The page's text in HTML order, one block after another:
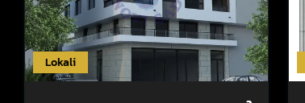
Lokali